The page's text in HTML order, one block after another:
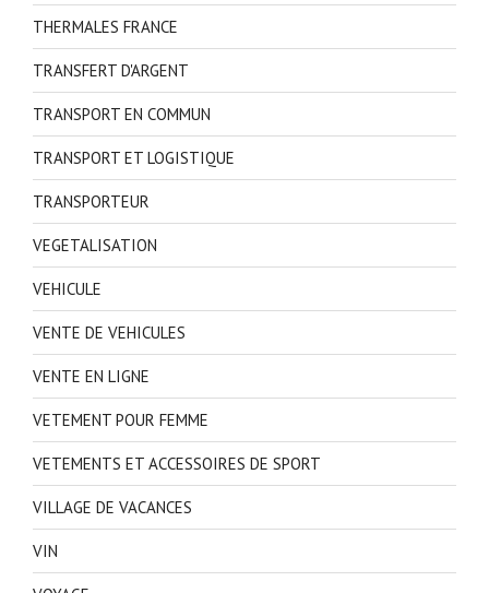
THERMALES FRANCE
TRANSFERT D'ARGENT
TRANSPORT EN COMMUN
TRANSPORT ET LOGISTIQUE
TRANSPORTEUR
VEGETALISATION
VEHICULE
VENTE DE VEHICULES
VENTE EN LIGNE
VETEMENT POUR FEMME
VETEMENTS ET ACCESSOIRES DE SPORT
VILLAGE DE VACANCES
VIN